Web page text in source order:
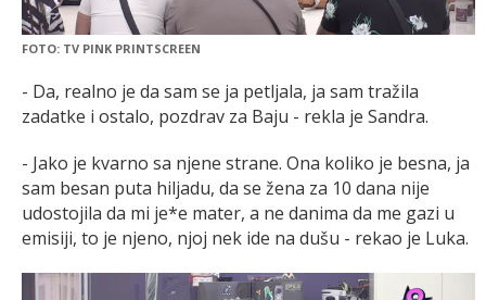
FOTO: TV PINK PRINTSCREEN
- Da, realno je da sam se ja petljala, ja sam tražila
zadatke i ostalo, pozdrav za Baju - rekla je Sandra.
- Jako je kvarno sa njene strane. Ona koliko je besna, ja
sam besan puta hiljadu, da se žena za 10 dana nije
udostojila da mi je*e mater, a ne danima da me gazi u
emisiji, to je njeno, njoj nek ide na dušu - rekao je Luka.